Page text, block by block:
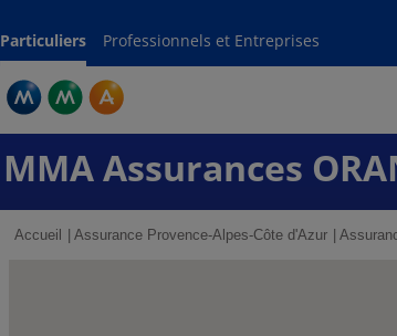
Particuliers Professionnels et Entreprises
MMA Assurances
Accueil Assurance Provence-Alpes-Côte d'Azur